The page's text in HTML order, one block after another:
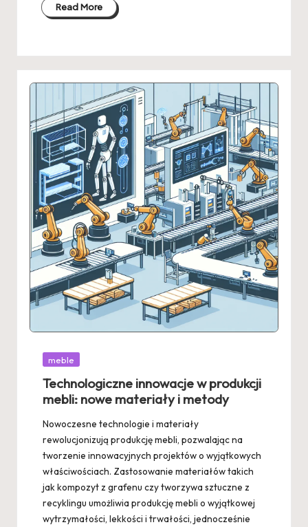
Read More
Posted
meble
Technologiczne innowacje w produkcji
mebli: nowe materiały i metody
Nowoczesne technologie i materiały
rewolucjonizują produkcję mebli, pozwalając na
tworzenie innowacyjnych projektów o wyjątkowych
właściwościach. Zastosowanie materiałów takich
jak kompozyt z grafenu czy tworzywa sztuczne z
recyklingu umożliwia produkcję mebli o wyjątkowej
wytrzymałości, lekkości i trwałości, jednocześnie